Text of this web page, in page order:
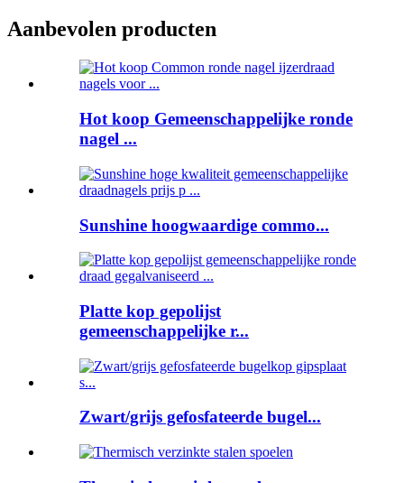
Aanbevolen producten
Hot koop Gemeenschappelijke ronde
nagel ...
Sunshine hoogwaardige commo...
Platte kop gepolijst
gemeenschappelijke r...
Zwart/grijs gefosfateerde bugel...